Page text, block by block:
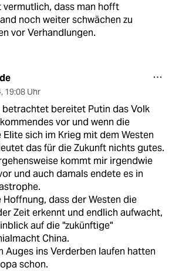
vermutlich, dass man hofft
noch weiter schwächen zu
vor Verhandlungen.
, 19:08 Uhr
betrachtet bereitet Putin das Volk
vor und wenn die
Elite sich im Krieg mit dem Westen
das für die Zukunft nichts gutes.
kommt mir irgendwie
und auch damals endete es in
Hoffnung, dass der Westen die
Zeit erkennt und endlich aufwacht,
auf die "zukünftige"
China.
Auges ins Verderben laufen hatten
schon.